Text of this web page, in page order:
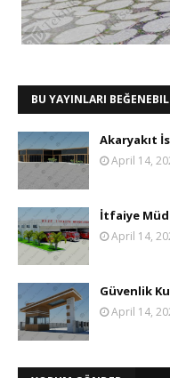
BU YAYINLARI
Akaryakıt
April 14,
İtfaiye
April 14,
Güvenlik
April 14,